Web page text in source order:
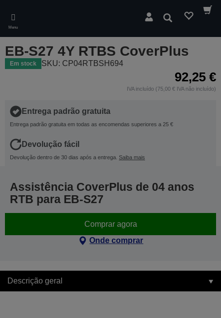
main
content
Menu
Pesquisar
EB-S27 4Y RTBS CoverPlus
Em stock SKU: CP04RTBSH694
92,25 €
IVA incluído (75,00 € IVA não incluído)
Entrega padrão gratuita
Entrega padrão gratuita em todas as encomendas superiores a 25 €
Devolução fácil
Devolução dentro de 30 dias após a entrega. Saiba mais
Assistência CoverPlus de 04 anos
RTB para EB-S27
Comprar agora
Onde comprar
Descrição geral